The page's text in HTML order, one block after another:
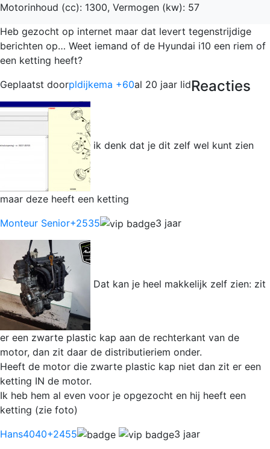
Motorinhoud (cc): 1300, Vermogen (kw): 57
Heb gezocht op internet maar dat levert tegenstrijdige
berichten op… Weet iemand of de Hyundai i10 een riem of
een ketting heeft?
Geplaatst doorpldijkema +60al 20 jaar lidReacties
ik denk dat je dit zelf wel kunt zien
maar deze heeft een ketting
Monteur Senior+2535 3 jaar
Dat kan je heel makkelijk zelf zien: zit
er een zwarte plastic kap aan de rechterkant van de
motor, dan zit daar de distributieriem onder.
Heeft de motor die zwarte plastic kap niet dan zit er een
ketting IN de motor.
Ik heb hem al even voor je opgezocht en hij heeft een
ketting (zie foto)
Hans4040+2455 3 jaar